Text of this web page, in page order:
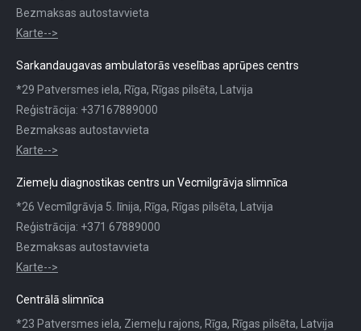
Bezmaksas autostavvieta
Karte-->
Sarkandaugavas ambulatorās veselības aprūpes centrs
*29 Patversmes iela, Rīga, Rīgas pilsēta, Latvija
Reģistrācija: +37167889000
Bezmaksas autostavvieta
Karte-->
Ziemeļu diagnostikas centrs un Vecmilgrāvja slimnīca
*26 Vecmīlgrāvja 5. līnija, Rīga, Rīgas pilsēta, Latvija
Reģistrācija: +371 67889000
Bezmaksas autostavvieta
Karte-->
Centrālā slimnīca
*23 Patversmes iela, Ziemeļu rajons, Rīga, Rīgas pilsēta, Latvija